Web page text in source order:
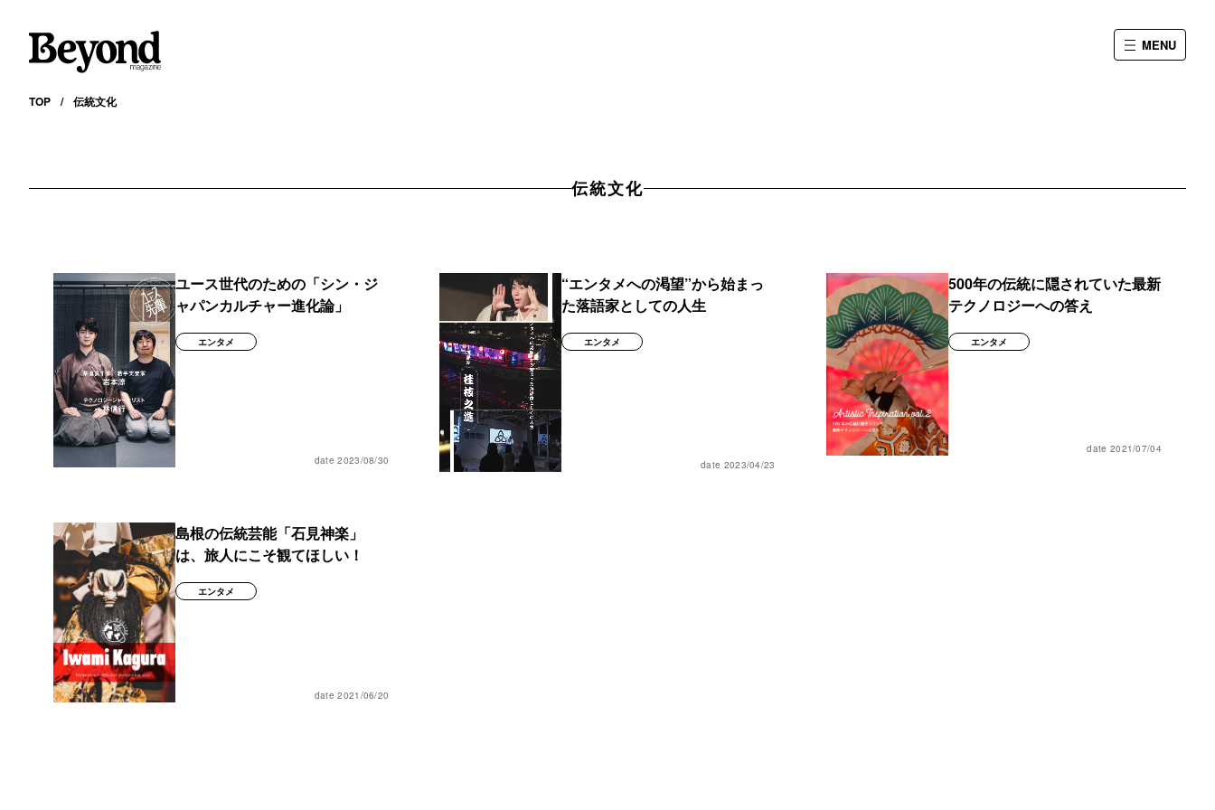
MENU
TOP 伝統文化
伝統文化
ユース世代のための「シン・ジ
ャパンカルチャー進化論」
エンタメ
date 2023/08/30
“エンタメへの渇望”から始まっ
た落語家としての人生
エンタメ
date 2023/04/23
500年の伝統に隠されていた最新
テクノロジーへの答え
エンタメ
date 2021/07/04
島根の伝統芸能「石見神楽」
は、旅人にこそ観てほしい！
エンタメ
date 2021/06/20